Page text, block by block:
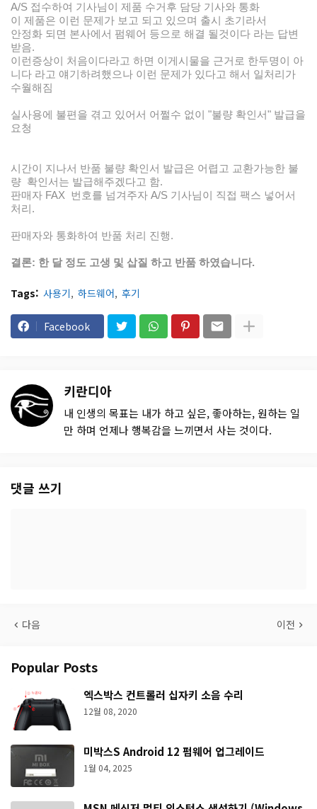
A/S 접수하여 기사님이 제품 수거후 담당 기사와 통화
이 제품은 이런 문제가 보고 되고 있으며 출시 초기라서
안정화 되면 본사에서 펌웨어 등으로 해결 될것이다 라는 답변
받음.
이런증상이 처음이다라고 하면 이게시물을 근거로 한두명이 아
니다 라고 얘기하려했으나 이런 문제가 있다고 해서 일처리가
수월해짐
실사용에 불편을 겪고 있어서 어쩔수 없이 "불량 확인서" 발급을
요청
시간이 지나서 반품 불량 확인서 발급은 어렵고 교환가능한 불
량 확인서는 발급해주겠다고 함.
판매자 FAX 번호를 넘겨주자 A/S 기사님이 직접 팩스 넣어서
처리.
판매자와 통화하여 반품 처리 진행.
결론: 한 달 정도 고생 및 삽질 하고 반품 하였습니다.
Tags: 사용기 하드웨어 후기
Facebook
키란디아
내 인생의 목표는 내가 하고 싶은, 좋아하는, 원하는 일
만 하며 언제나 행복감을 느끼면서 사는 것이다.
댓글 쓰기
다음 이전
Popular Posts
엑스박스 컨트롤러 십자키 소음 수리
12월 08, 2020
미박스S Android 12 펌웨어 업그레이드
1월 04, 2025